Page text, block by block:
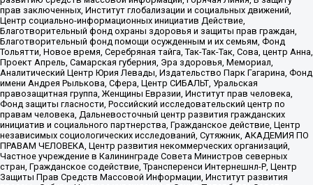
прав заключенных, Институт глобализации и социальных движений,
Центр социально-информационных инициатив Действие,
Благотворительный фонд охраны здоровья и защиты прав граждан,
Благотворительный фонд помощи осужденным и их семьям, Фонд
Тольятти, Новое время, Серебряная тайга, Так-Так-Так, Сова, центр Анна,
Проект Апрель, Самарская губерния, Эра здоровья, Мемориал,
Аналитический Центр Юрия Левады, Издательство Парк Гагарина, Фонд
имени Андрея Рылькова, Сфера, Центр СИБАЛЬТ, Уральская
правозащитная группа, Женщины Евразии, Институт прав человека,
Фонд защиты гласности, Российский исследовательский центр по
правам человека, Дальневосточный центр развития гражданских
инициатив и социального партнерства, Гражданское действие, Центр
независимых социологических исследований, Сутяжник, АКАДЕМИЯ ПО
ПРАВАМ ЧЕЛОВЕКА, Центр развития некоммерческих организаций,
Частное учреждение в Калининграде Совета Министров северных
стран, Гражданское содействие, Трансперенси Интернешнл-Р, Центр
Защиты Прав Средств Массовой Информации, Институт развития